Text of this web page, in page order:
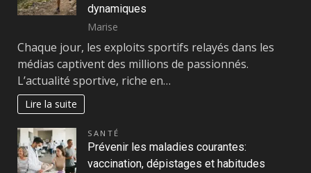
dynamiques
Marise
Chaque jour, les exploits sportifs relayés dans les
médias captivent des millions de passionnés.
L’actualité sportive, riche en…
Lire la suite
SANTÉ
Prévenir les maladies courantes:
vaccination, dépistages et habitudes